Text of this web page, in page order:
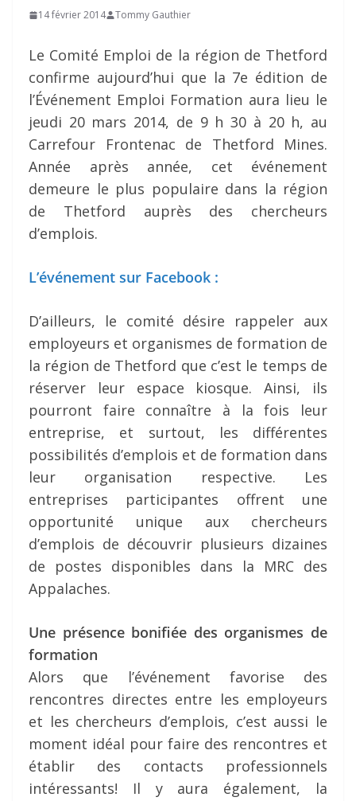
14 février 2014 Tommy Gauthier
Le Comité Emploi de la région de Thetford
confirme aujourd’hui que la 7e édition de
l’Événement Emploi Formation aura lieu le
jeudi 20 mars 2014, de 9 h 30 à 20 h, au
Carrefour Frontenac de Thetford Mines.
Année après année, cet événement
demeure le plus populaire dans la région
de Thetford auprès des chercheurs
d’emplois.
L’événement sur Facebook :
D’ailleurs, le comité désire rappeler aux
employeurs et organismes de formation de
la région de Thetford que c’est le temps de
réserver leur espace kiosque. Ainsi, ils
pourront faire connaître à la fois leur
entreprise, et surtout, les différentes
possibilités d’emplois et de formation dans
leur organisation respective. Les
entreprises participantes offrent une
opportunité unique aux chercheurs
d’emplois de découvrir plusieurs dizaines
de postes disponibles dans la MRC des
Appalaches.
Une présence bonifiée des organismes de
formation
Alors que l’événement favorise des
rencontres directes entre les employeurs
et les chercheurs d’emplois, c’est aussi le
moment idéal pour faire des rencontres et
établir des contacts professionnels
intéressants! Il y aura également, la